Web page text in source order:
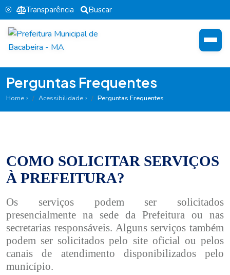
Transparência Buscar
Perguntas Frequentes
Home Acessibilidade Perguntas Frequentes
COMO SOLICITAR SERVIÇOS
À PREFEITURA?
Os serviços podem ser solicitados
presencialmente na sede da Prefeitura ou nas
secretarias responsáveis. Alguns serviços também
podem ser solicitados pelo site oficial ou pelos
canais de atendimento disponibilizados pelo
município.